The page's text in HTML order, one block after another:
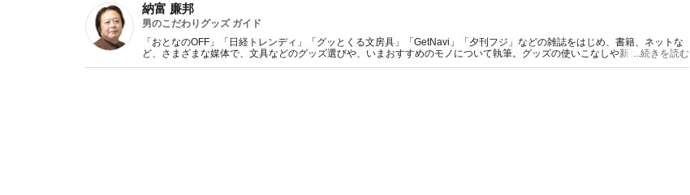
納富 廉邦
男のこだわりグッズ ガイド
「おとなのOFF」「日経トレンディ」「グッとくる文房具」「GetNavi」「夕刊フジ」などの雑誌をはじめ、書籍、ネットな
ど、さまざまな媒体で、文具などのグッズ選びや、いまおすすめのモノについて執筆。グッズの使いこなしや新しい視点での
モノの遊び方、選び方をお伝えします。
...続きを読む